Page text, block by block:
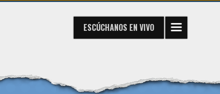
ESCÚCHANOS EN VIVO